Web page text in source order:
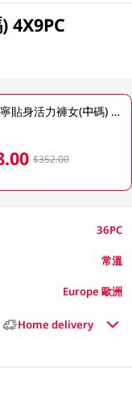
4X9PC
原箱添寧貼身活力褲女(中碼) 4X9PC
$352.00
36PC
常溫
Europe 歐洲
Home delivery